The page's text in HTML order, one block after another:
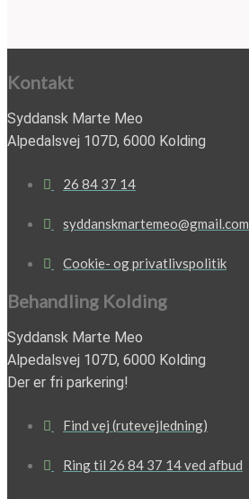
Kontakt
Syddansk Marte Meo
Alpedalsvej 107D, 6000 Kolding
26 84 37 14
syddanskmartemeo@gmail.com
Cookie- og privatlivspolitik
Behandling Kolding
Syddansk Marte Meo
Alpedalsvej 107D, 6000 Kolding
Der er fri parkering!
Find vej (rutevejledning)
Ring til 26 84 37 14 ved afbud